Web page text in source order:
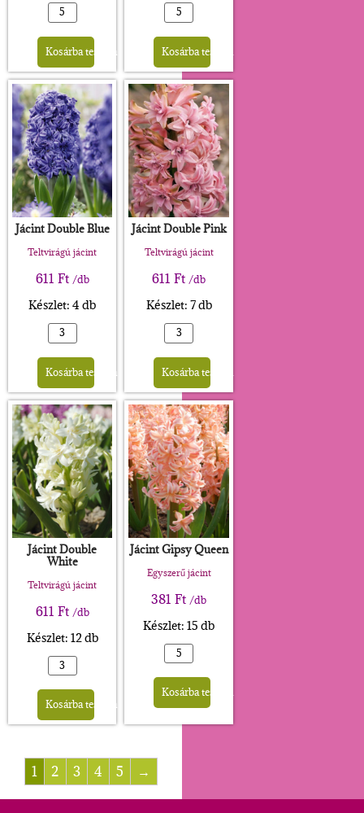
Kosárba teszem
Alternative:
Kosárba teszem
Jácint Double Blue
Teltvirágú jácint
611 Ft /db
Készlet: 4 db
Kosárba teszem
Alternative:
Jácint Double Pink
Teltvirágú jácint
611Ft /db
Készlet: 7 db
Kosárba teszem
Jácint Double
White
Teltvirágú jácint
611 Ft /db
Készlet: 12 db
Kosárba teszem
Alternative:
Jácint Gipsy Queen
Egyszerű jácint
381Ft /db
Készlet: 15 db
Kosárba teszem
1 2 3 4 5 →